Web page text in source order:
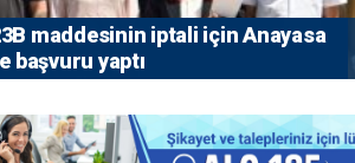
maddesinin iptali için Anayasa
başvuru yaptı